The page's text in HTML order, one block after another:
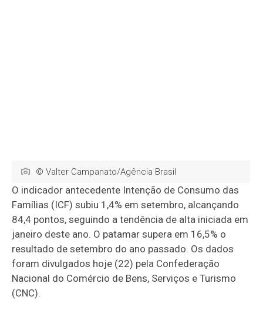
© Valter Campanato/Agência Brasil
O indicador antecedente Intenção de Consumo das
Famílias (ICF) subiu 1,4% em setembro, alcançando
84,4 pontos, seguindo a tendência de alta iniciada em
janeiro deste ano. O patamar supera em 16,5% o
resultado de setembro do ano passado. Os dados
foram divulgados hoje (22) pela Confederação
Nacional do Comércio de Bens, Serviços e Turismo
(CNC).